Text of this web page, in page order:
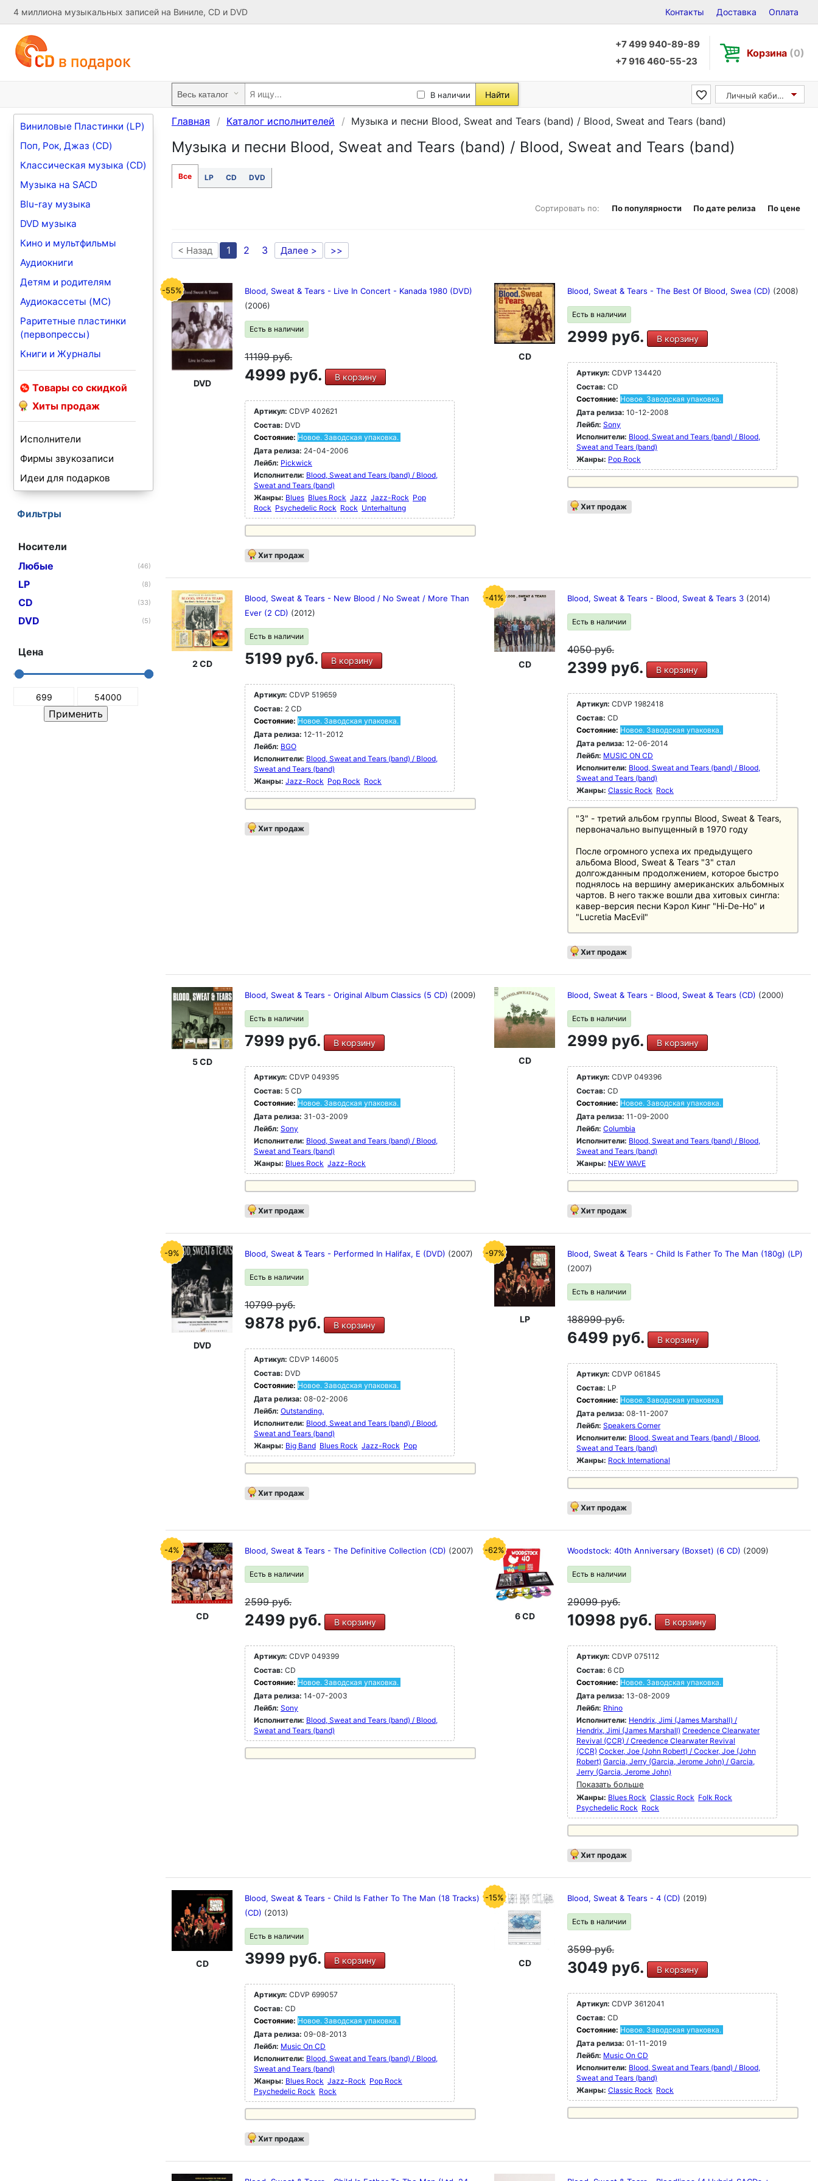
4 миллиона музыкальных записей на Виниле, CD и DVD Контакты Доставка Оплата
+7 499 940-89-89
+7 916 460-55-23
Корзина (0)
В наличии Найти Личный кабинет
Виниловые Пластинки (LP)
Поп, Рок, Джаз (CD)
Классическая музыка (CD)
Музыка на SACD
Blu-ray музыка
DVD музыка
Кино и мультфильмы
Аудиокниги
Детям и родителям
Аудиокассеты (MC)
Раритетные пластинки
(первопрессы)
Книги и Журналы
Товары со скидкой
Хиты продаж
Исполнители
Фирмы звукозаписи
Идеи для подарков
Фильтры
Носители
Любые
(46)
LP (8)
CD (33)
DVD (5)
Цена
Главная Каталог исполнителей Музыка и песни Blood, Sweat and Tears (band) / Blood, Sweat and Tears (band)
Музыка и песни Blood, Sweat and Tears (band) / Blood, Sweat and Tears (band)
Все LP CD DVD
Сортировать по: По популярности По дате релиза По цене
< Назад 1 2 3 Далее > >>
-55%
DVD
Blood, Sweat & Tears - Live In Concert - Kanada 1980 (DVD)
(2006)
Есть в наличии
11199руб.
4999 руб. В корзину
Артикул: CDVP 402621
Состав: DVD
Состояние: Новое. Заводская упаковка.
Дата релиза: 24-04-2006
Лейбл: Pickwick
Исполнители: Blood, Sweat and Tears (band) / Blood,
Sweat and Tears (band)
Жанры: Blues Blues Rock Jazz Jazz-Rock Pop
Rock Psychedelic Rock Rock Unterhaltung
Хит продаж
CD
Blood, Sweat & Tears - The Best Of Blood, Swea (CD) (2008)
Есть в наличии
2999 руб. В корзину
Артикул: CDVP 134420
Состав: CD
Состояние: Новое. Заводская упаковка.
Дата релиза: 10-12-2008
Лейбл: Sony
Исполнители: Blood, Sweat and Tears (band) / Blood,
Sweat and Tears (band)
Жанры: Pop Rock
Хит продаж
2 CD
Blood, Sweat & Tears - New Blood / No Sweat / More Than
Ever (2 CD) (2012)
Есть в наличии
5199 руб. В корзину
Артикул: CDVP 519659
Состав: 2 CD
Состояние: Новое. Заводская упаковка.
Дата релиза: 12-11-2012
Лейбл: BGO
Исполнители: Blood, Sweat and Tears (band) / Blood,
Sweat and Tears (band)
Жанры: Jazz-Rock Pop Rock Rock
Хит продаж
-41%
CD
Blood, Sweat & Tears - Blood, Sweat & Tears 3 (2014)
Есть в наличии
4050руб.
2399 руб. В корзину
Артикул: CDVP 1982418
Состав: CD
Состояние: Новое. Заводская упаковка.
Дата релиза: 12-06-2014
Лейбл: MUSIC ON CD
Исполнители: Blood, Sweat and Tears (band) / Blood,
Sweat and Tears (band)
Жанры: Classic Rock Rock
"3" - третий альбом группы Blood, Sweat & Tears,
первоначально выпущенный в 1970 году
После огромного успеха их предыдущего
альбома Blood, Sweat & Tears "3" стал
долгожданным продолжением, которое быстро
поднялось на вершину американских альбомных
чартов. В него также вошли два хитовых сингла:
кавер-версия песни Кэрол Кинг "Hi-De-Ho" и
"Lucretia MacEvil"
жанра, но и смогла добиться необычайного
коммерческого успеха благодаря необычному
Хит продаж
5 CD
Blood, Sweat & Tears - Original Album Classics (5 CD) (2009)
Есть в наличии
7999 руб. В корзину
Артикул: CDVP 049395
Состав: 5 CD
Состояние: Новое. Заводская упаковка.
Дата релиза: 31-03-2009
Лейбл: Sony
Исполнители: Blood, Sweat and Tears (band) / Blood,
Sweat and Tears (band)
Жанры: Blues Rock Jazz-Rock
Хит продаж
CD
Blood, Sweat & Tears - Blood, Sweat & Tears (CD) (2000)
Есть в наличии
2999 руб. В корзину
Артикул: CDVP 049396
Состав: CD
Состояние: Новое. Заводская упаковка.
Дата релиза: 11-09-2000
Лейбл: Columbia
Исполнители: Blood, Sweat and Tears (band) / Blood,
Sweat and Tears (band)
Жанры: NEW WAVE
Хит продаж
-9%
DVD
Blood, Sweat & Tears - Performed In Halifax, E (DVD) (2007)
Есть в наличии
10799руб.
9878 руб. В корзину
Артикул: CDVP 146005
Состав: DVD
Состояние: Новое. Заводская упаковка.
Дата релиза: 08-02-2006
Лейбл: Outstanding.
Исполнители: Blood, Sweat and Tears (band) / Blood,
Sweat and Tears (band)
Жанры: Big Band Blues Rock Jazz-Rock Pop
Хит продаж
-97%
LP
Blood, Sweat & Tears - Child Is Father To The Man (180g) (LP)
(2007)
Есть в наличии
188999руб.
6499 руб. В корзину
Артикул: CDVP 061845
Состав: LP
Состояние: Новое. Заводская упаковка.
Дата релиза: 08-11-2007
Лейбл: Speakers Corner
Исполнители: Blood, Sweat and Tears (band) / Blood,
Sweat and Tears (band)
Жанры: Rock International
Хит продаж
-4%
CD
Blood, Sweat & Tears - The Definitive Collection (CD) (2007)
Есть в наличии
2599руб.
2499 руб. В корзину
Артикул: CDVP 049399
Состав: CD
Состояние: Новое. Заводская упаковка.
Дата релиза: 14-07-2003
Лейбл: Sony
Исполнители: Blood, Sweat and Tears (band) / Blood,
Sweat and Tears (band)
-62%
6 CD
Woodstock: 40th Anniversary (Boxset) (6 CD) (2009)
Есть в наличии
29099руб.
10998 руб. В корзину
Артикул: CDVP 075112
Состав: 6 CD
Состояние: Новое. Заводская упаковка.
Дата релиза: 13-08-2009
Лейбл: Rhino
Исполнители: Hendrix, Jimi (James Marshall) /
Hendrix, Jimi (James Marshall) Creedence Clearwater
Revival (CCR) / Creedence Clearwater Revival
(CCR) Cocker, Joe (John Robert) / Cocker, Joe (John
Robert) Garcia, Jerry (Garcia, Jerome John) / Garcia,
Jerry (Garcia, Jerome John)
Показать больше
Жанры: Blues Rock Classic Rock Folk Rock
Psychedelic Rock Rock
Хит продаж
CD
Blood, Sweat & Tears - Child Is Father To The Man (18 Tracks)
(CD) (2013)
Есть в наличии
3999 руб. В корзину
Артикул: CDVP 699057
Состав: CD
Состояние: Новое. Заводская упаковка.
Дата релиза: 09-08-2013
Лейбл: Music On CD
Исполнители: Blood, Sweat and Tears (band) / Blood,
Sweat and Tears (band)
Жанры: Blues Rock Jazz-Rock Pop Rock
Psychedelic Rock Rock
Хит продаж
-15%
CD
Blood, Sweat & Tears - 4 (CD) (2019)
Есть в наличии
3599руб.
3049 руб. В корзину
Артикул: CDVP 3612041
Состав: CD
Состояние: Новое. Заводская упаковка.
Дата релиза: 01-11-2019
Лейбл: Music On CD
Исполнители: Blood, Sweat and Tears (band) / Blood,
Sweat and Tears (band)
Жанры: Classic Rock Rock